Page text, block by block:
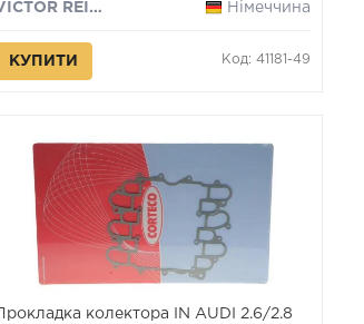
VICTOR REINZ
Німеччина
КУПИТИ Код: 41181-49
Прокладка колектора IN AUDI 2.6/2.8